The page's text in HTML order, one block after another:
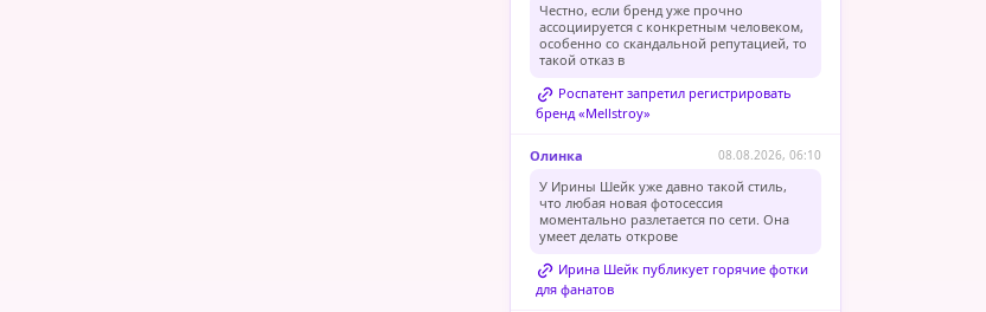
Честно, если бренд уже прочно
ассоциируется с конкретным человеком,
особенно со скандальной репутацией, то
такой отказ в
Роспатент запретил регистрировать
бренд «Mellstroy»
Олинка 08.08.2026, 06:10
У Ирины Шейк уже давно такой стиль,
что любая новая фотосессия
моментально разлетается по сети. Она
умеет делать открове
Ирина Шейк публикует горячие фотки
для фанатов